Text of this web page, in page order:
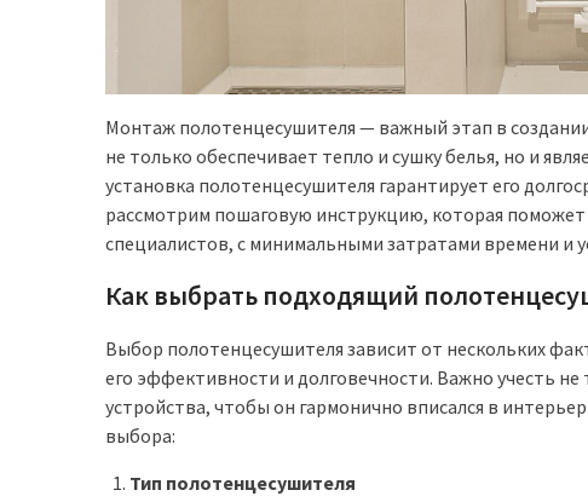
Монтаж полотенцесушителя — важный этап в
не только обеспечивает тепло и сушку белья, но и
установка полотенцесушителя гарантирует его
рассмотрим пошаговую инструкцию, которая
специалистов, с минимальными затратами времени и
Как выбрать подходящий
Выбор полотенцесушителя зависит от нескольких
его эффективности и долговечности. Важно учесть
устройства, чтобы он гармонично вписался в
выбора:
Тип полотенцесушителя